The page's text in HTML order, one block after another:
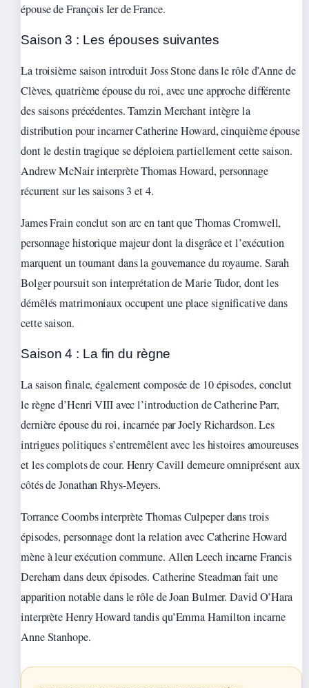
épouse de François Ier de France.
Saison 3 : Les épouses suivantes
La troisième saison introduit Joss Stone dans le rôle d’Anne de
Clèves, quatrième épouse du roi, avec une approche différente
des saisons précédentes. Tamzin Merchant intègre la
distribution pour incarner Catherine Howard, cinquième épouse
dont le destin tragique se déploiera partiellement cette saison.
Andrew McNair interprète Thomas Howard, personnage
récurrent sur les saisons 3 et 4.
James Frain conclut son arc en tant que Thomas Cromwell,
personnage historique majeur dont la disgrâce et l’exécution
marquent un tournant dans la gouvernance du royaume. Sarah
Bolger poursuit son interprétation de Marie Tudor, dont les
démêlés matrimoniaux occupent une place significative dans
cette saison.
Saison 4 : La fin du règne
La saison finale, également composée de 10 épisodes, conclut
le règne d’Henri VIII avec l’introduction de Catherine Parr,
dernière épouse du roi, incarnée par Joely Richardson. Les
intrigues politiques s’entremêlent avec les histoires amoureuses
et les complots de cour. Henry Cavill demeure omniprésent aux
côtés de Jonathan Rhys-Meyers.
Torrance Coombs interprète Thomas Culpeper dans trois
épisodes, personnage dont la relation avec Catherine Howard
mène à leur exécution commune. Allen Leech incarne Francis
Dereham dans deux épisodes. Catherine Steadman fait une
apparition notable dans le rôle de Joan Bulmer. David O’Hara
interprète Henry Howard tandis qu’Emma Hamilton incarne
Anne Stanhope.